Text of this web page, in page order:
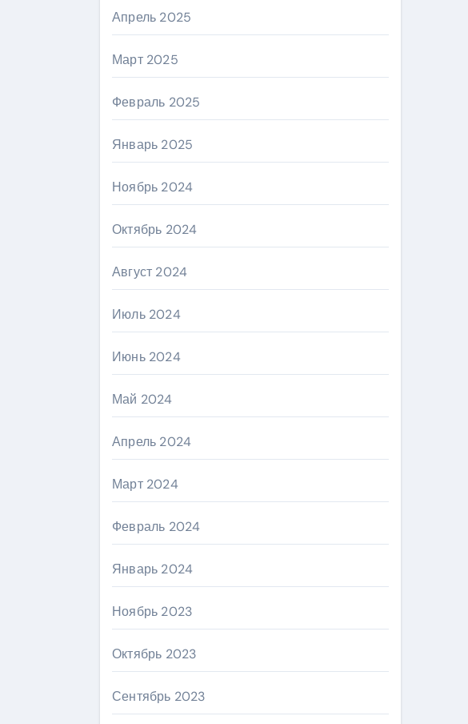
Апрель 2025
Март 2025
Февраль 2025
Январь 2025
Ноябрь 2024
Октябрь 2024
Август 2024
Июль 2024
Июнь 2024
Май 2024
Апрель 2024
Март 2024
Февраль 2024
Январь 2024
Ноябрь 2023
Октябрь 2023
Сентябрь 2023